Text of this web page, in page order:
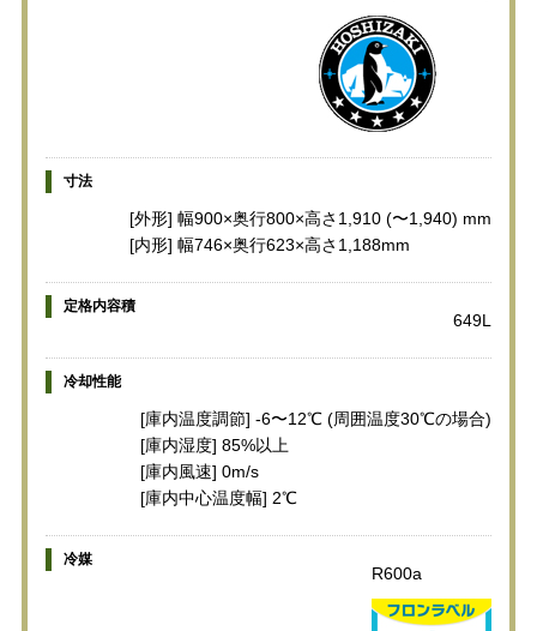
寸法
[外形] 幅900×奥行800×高さ1,910 (〜1,940) mm
[内形] 幅746×奥行623×高さ1,188mm
定格内容積
649L
冷却性能
[庫内温度調節] -6〜12℃ (周囲温度30℃の場合)
[庫内湿度] 85%以上
[庫内風速] 0m/s
[庫内中心温度幅] 2℃
冷媒
R600a